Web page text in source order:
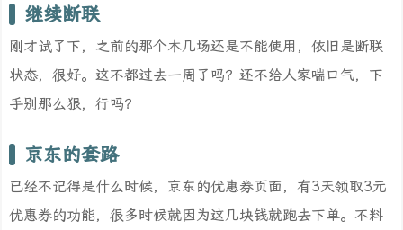
继续断联
刚才试了下，之前的那个木几场还是不能使用，依旧是断联
状态，很好。这不都过去一周了吗？还不给人家喘口气，下
手别那么狠，行吗？
京东的套路
已经不记得是什么时候，京东的优惠券页面，有3天领取3元
优惠券的功能，很多时候就因为这几块钱就跑去下单。不料